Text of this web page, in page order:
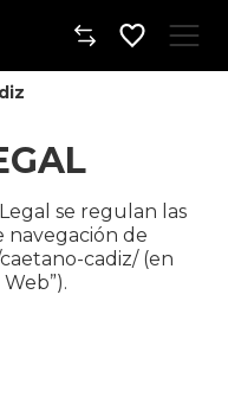
se regulan las
navegación de
cadiz/ (en